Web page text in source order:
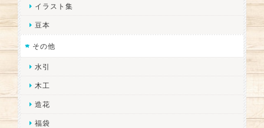
イラスト集
豆本
その他
水引
木工
造花
福袋